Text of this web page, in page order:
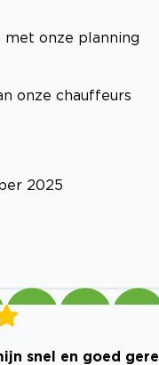
met onze planning
onze chauffeurs
2025
snel en goed